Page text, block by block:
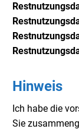
Hinweis
Ich habe die
Sie